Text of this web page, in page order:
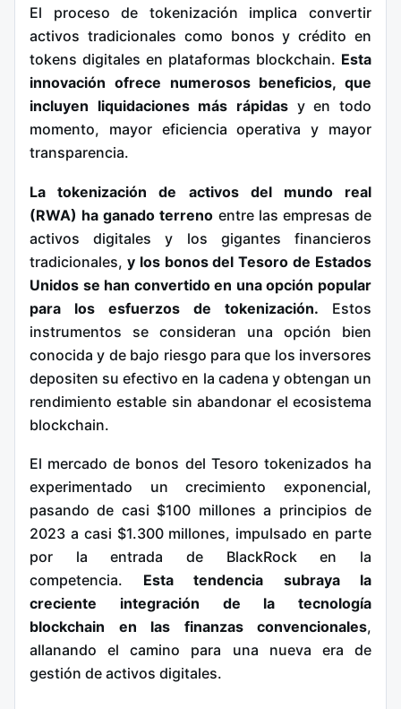
El proceso de tokenización implica convertir
activos tradicionales como bonos y crédito en
tokens digitales en plataformas blockchain. Esta
innovación ofrece numerosos beneficios, que
incluyen liquidaciones más rápidas y en todo
momento, mayor eficiencia operativa y mayor
transparencia.
La tokenización de activos del mundo real
(RWA) ha ganado terreno entre las empresas de
activos digitales y los gigantes financieros
tradicionales, y los bonos del Tesoro de Estados
Unidos se han convertido en una opción popular
para los esfuerzos de tokenización. Estos
instrumentos se consideran una opción bien
conocida y de bajo riesgo para que los inversores
depositen su efectivo en la cadena y obtengan un
rendimiento estable sin abandonar el ecosistema
blockchain.
El mercado de bonos del Tesoro tokenizados ha
experimentado un crecimiento exponencial,
pasando de casi $100 millones a principios de
2023 a casi $1.300 millones, impulsado en parte
por la entrada de BlackRock en la
competencia. Esta tendencia subraya la
creciente integración de la tecnología
blockchain en las finanzas convencionales,
allanando el camino para una nueva era de
gestión de activos digitales.